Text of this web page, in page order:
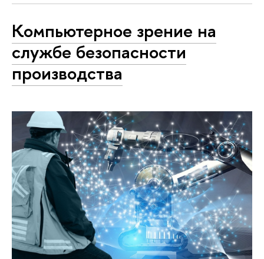
Компьютерное зрение на
службе безопасности
производства